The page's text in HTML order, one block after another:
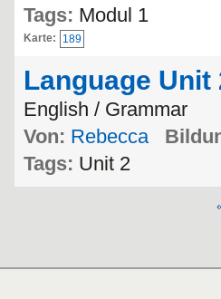
Tags: Modul 1
Karte: 189
Language Unit
English / Grammar
Von: Rebecca
Tags: Unit 2